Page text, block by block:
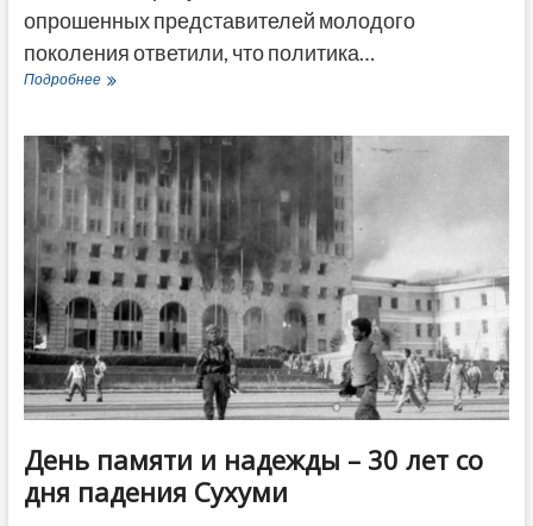
опрошенных представителей молодого
поколения ответили, что политика…
ПодробнееБольшая
в
Грузии
не
понимает
кто
правый
—
кто
левый
День памяти и надежды – 30 лет со
дня падения Сухуми